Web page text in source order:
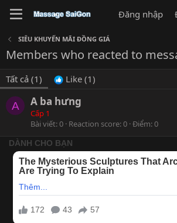
Đăng nhập
SIÊU KHUYẾN MÃI ĐỒNG GIÁ
Members who reacted to
Tất cả (1) Like (1)
A A ba hưng
Cấp 1
Bài viết 0 Reaction score 0 Điểm 0